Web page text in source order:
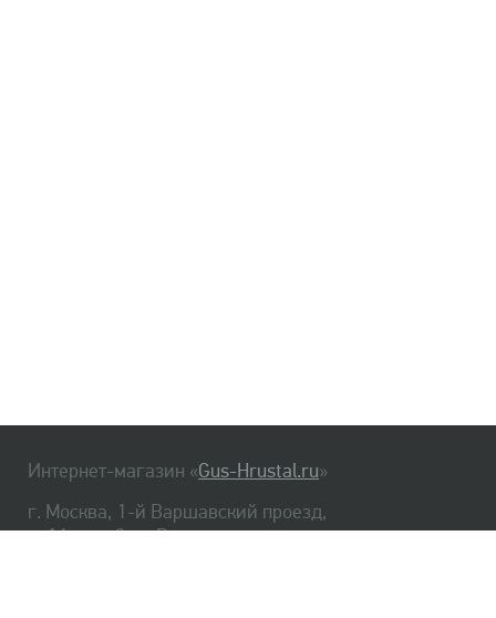
Интернет-магазин «Gus-Hrustal.ru»
г. Москва, 1-й Варшавский проезд,
д. 1А, стр. 3, м. Варшавская